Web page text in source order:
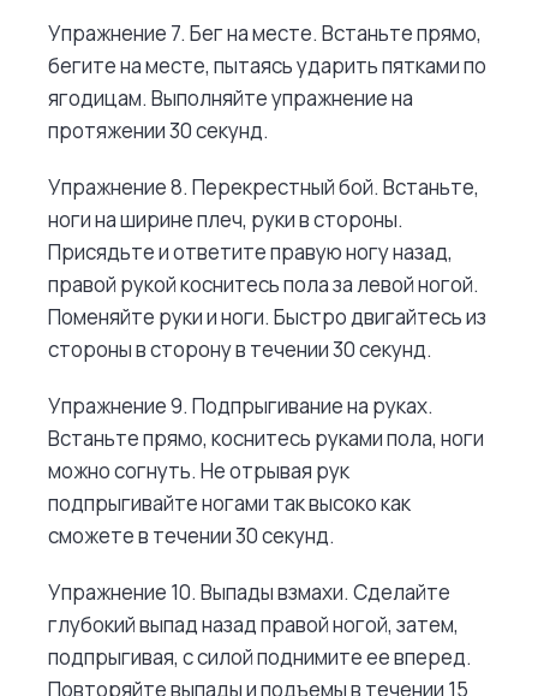
Упражнение 7. Бег на месте. Встаньте прямо,
бегите на месте, пытаясь ударить пятками по
ягодицам. Выполняйте упражнение на
протяжении 30 секунд.
Упражнение 8. Перекрестный бой. Встаньте,
ноги на ширине плеч, руки в стороны.
Присядьте и ответите правую ногу назад,
правой рукой коснитесь пола за левой ногой.
Поменяйте руки и ноги. Быстро двигайтесь из
стороны в сторону в течении 30 секунд.
Упражнение 9. Подпрыгивание на руках.
Встаньте прямо, коснитесь руками пола, ноги
можно согнуть. Не отрывая рук
подпрыгивайте ногами так высоко как
сможете в течении 30 секунд.
Упражнение 10. Выпады взмахи. Сделайте
глубокий выпад назад правой ногой, затем,
подпрыгивая, с силой поднимите ее вперед.
Повторяйте выпады и подъемы в течении 15